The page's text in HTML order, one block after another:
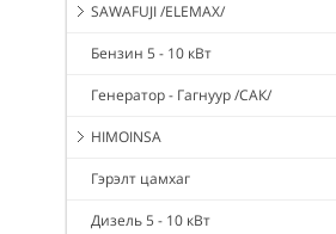
SAWAFUJI /ELEMAX/
Бензин 5 - 10 кВт
Генератор - Гагнуур /САК/
HIMOINSA
Гэрэлт цамхаг
Дизель 5 - 10 кВт